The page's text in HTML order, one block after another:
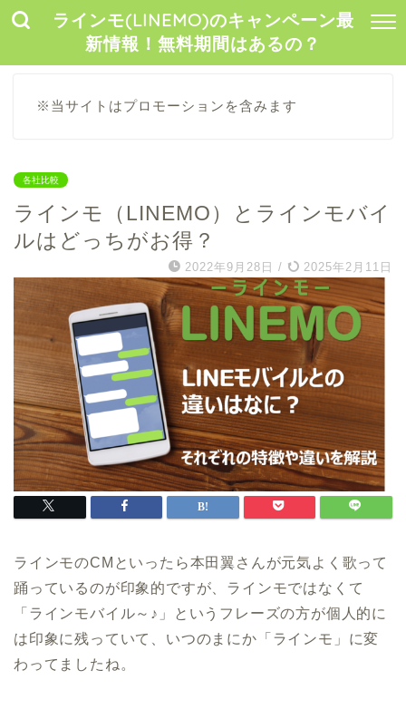
ラインモ(LINEMO)のキャンペーン最
新情報！無料期間はあるの？
※当サイトはプロモーションを含みます
各社比較
ラインモ（LINEMO）とラインモバイ
ルはどっちがお得？
2022年9月28日 / 2025年2月11日
ラインモのCMといったら本田翼さんが元気よく歌って
踊っているのが印象的ですが、ラインモではなくて
「ラインモバイル～♪」というフレーズの方が個人的に
は印象に残っていて、いつのまにか「ラインモ」に変
わってましたね。